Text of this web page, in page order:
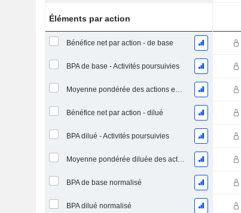
Éléments par action
Bénéfice net par action - de base
BPA de base - Activités poursuivies
Moyenne pondérée des actions en circulation
Bénéfice net par action - dilué
BPA dilué - Activités poursuivies
Moyenne pondérée diluée des actions en circulation
BPA de base normalisé
BPA dilué normalisé